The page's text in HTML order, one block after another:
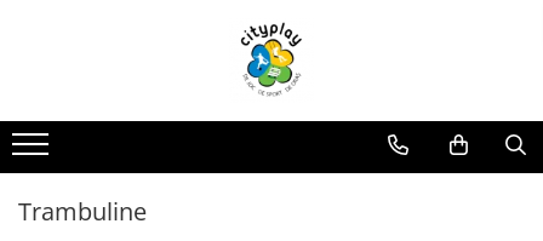
ECHIPAMENTE DE JOACA
Ansambluri de joaca
Balansoare
Oferte echipamente de joaca Scoli
Oferte Constructori si Arhitecti
Oferte echipamente de joaca Crese
Loc de joaca - Gama Premium
Loc de joaca - Gama Economica
Propuneri de Amenajare Locuri de
Trambuline